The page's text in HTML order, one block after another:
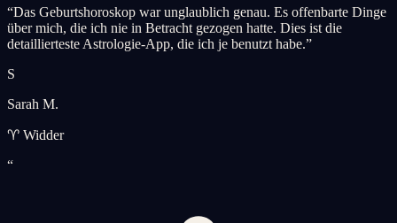
“Das Geburtshoroskop war unglaublich genau. Es offenbarte Dinge
über mich, die ich nie in Betracht gezogen hatte. Dies ist die
detaillierteste Astrologie-App, die ich je benutzt habe.”
S
Sarah M.
♈ Widder
“